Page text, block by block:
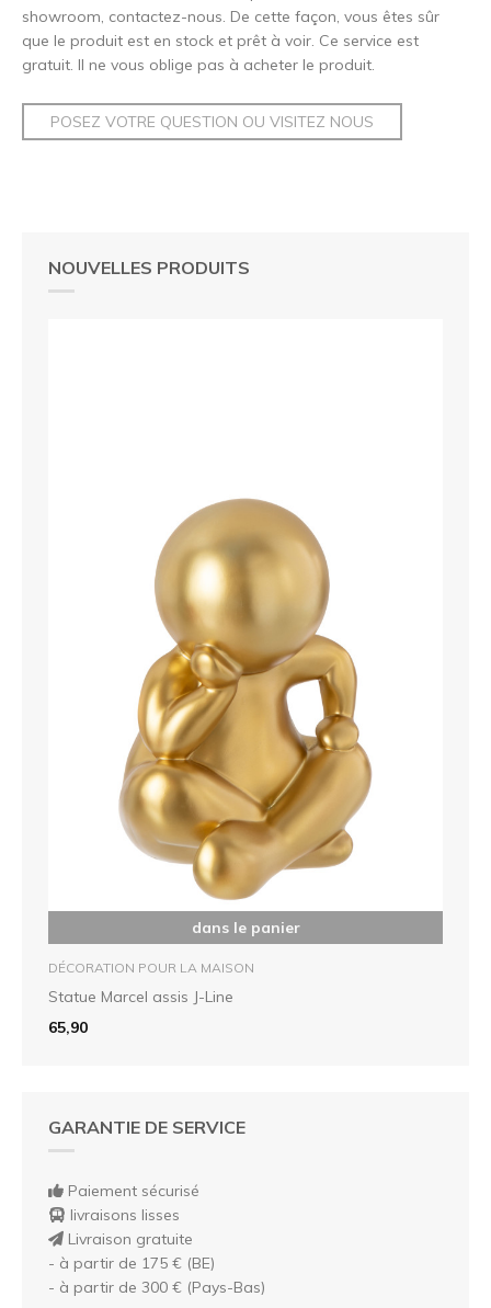
NOUVELLES PRODUITS
dans le panier
DÉCORATION POUR LA MAISON
Statue Marcel assis J-Line
65,90
GARANTIE DE SERVICE
Paiement sécurisé
livraisons lisses
Livraison gratuite
- à partir de 175 € (BE)
- à partir de 300 € (Pays-Bas)
showroom, contactez-nous. De cette façon, vous êtes sûr
que le produit est en stock et prêt à voir. Ce service est
gratuit. Il ne vous oblige pas à acheter le produit.
POSEZ VOTRE QUESTION OU VISITEZ NOUS